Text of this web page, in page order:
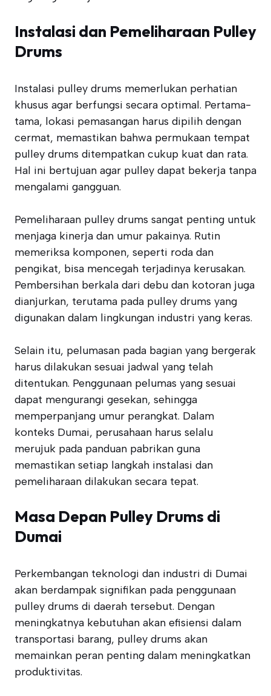
Instalasi dan Pemeliharaan Pulley
Drums
Instalasi pulley drums memerlukan perhatian
khusus agar berfungsi secara optimal. Pertama-
tama, lokasi pemasangan harus dipilih dengan
cermat, memastikan bahwa permukaan tempat
pulley drums ditempatkan cukup kuat dan rata.
Hal ini bertujuan agar pulley dapat bekerja tanpa
mengalami gangguan.
Pemeliharaan pulley drums sangat penting untuk
menjaga kinerja dan umur pakainya. Rutin
memeriksa komponen, seperti roda dan
pengikat, bisa mencegah terjadinya kerusakan.
Pembersihan berkala dari debu dan kotoran juga
dianjurkan, terutama pada pulley drums yang
digunakan dalam lingkungan industri yang keras.
Selain itu, pelumasan pada bagian yang bergerak
harus dilakukan sesuai jadwal yang telah
ditentukan. Penggunaan pelumas yang sesuai
dapat mengurangi gesekan, sehingga
memperpanjang umur perangkat. Dalam
konteks Dumai, perusahaan harus selalu
merujuk pada panduan pabrikan guna
memastikan setiap langkah instalasi dan
pemeliharaan dilakukan secara tepat.
Masa Depan Pulley Drums di
Dumai
Perkembangan teknologi dan industri di Dumai
akan berdampak signifikan pada penggunaan
pulley drums di daerah tersebut. Dengan
meningkatnya kebutuhan akan efisiensi dalam
transportasi barang, pulley drums akan
memainkan peran penting dalam meningkatkan
produktivitas.